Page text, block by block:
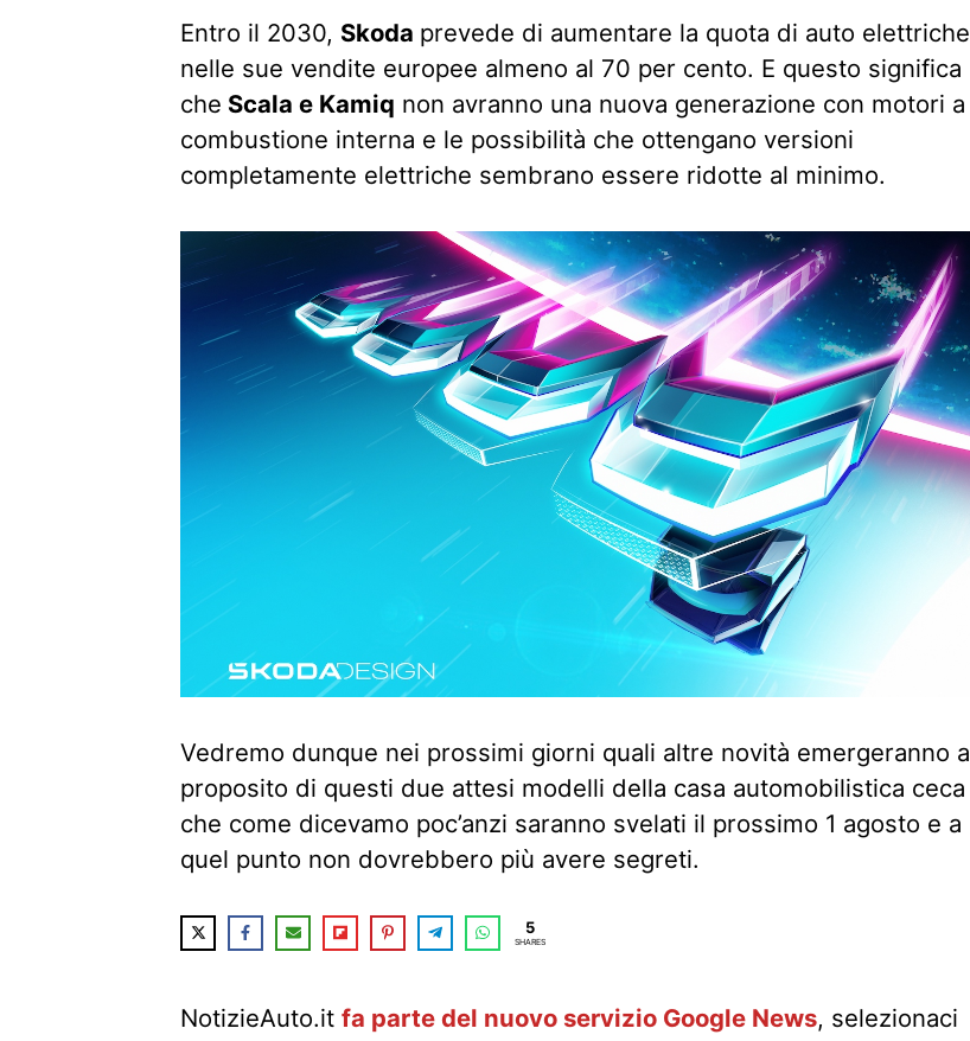
Entro il 2030, Skoda prevede di aumentare la quota di auto elettriche
nelle sue vendite europee almeno al 70 per cento. E questo significa
che Scala e Kamiq non avranno una nuova generazione con motori a
combustione interna e le possibilità che ottengano versioni
completamente elettriche sembrano essere ridotte al minimo.
Vedremo dunque nei prossimi giorni quali altre novità emergeranno a
proposito di questi due attesi modelli della casa automobilistica ceca
che come dicevamo poc’anzi saranno svelati il prossimo 1 agosto e a
quel punto non dovrebbero più avere segreti.
5
SHARES
NotizieAuto.it fa parte del nuovo servizio Google News, selezionaci